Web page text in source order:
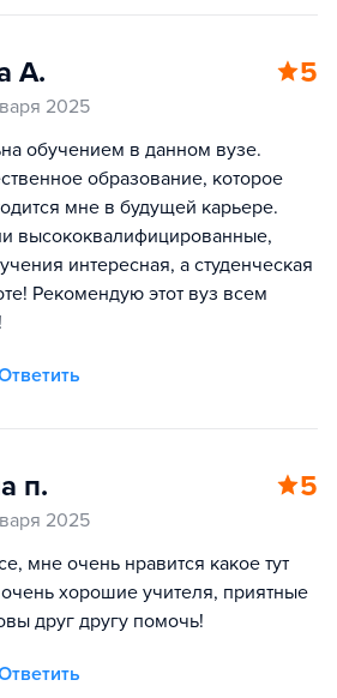
А. 5
2025
обучением в данном вузе.
образование, которое
мне в будущей карьере.
высококвалифицированные,
интересная, а студенческая
Рекомендую этот вуз всем
п. 5
2025
мне очень нравится какое тут
хорошие учителя, приятные
друг другу помочь!